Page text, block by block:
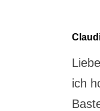
ich